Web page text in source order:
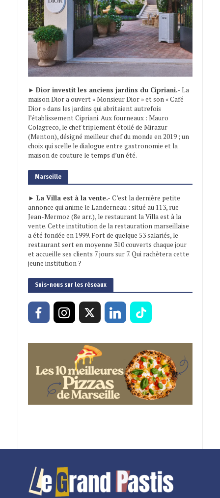
► Dior investit les anciens jardins du Cipriani.- La
maison Dior a ouvert « Monsieur Dior » et son « Café
Dior » dans les jardins qui abritaient autrefois
l’établissement Cipriani. Aux fourneaux : Mauro
Colagreco, le chef triplement étoilé de Mirazur
(Menton), désigné meilleur chef du monde en 2019 ; un
choix qui scelle le dialogue entre gastronomie et la
maison de couture le temps d’un été.
Marseille
► La Villa est à la vente.- C’est la dernière petite
annonce qui anime le Landerneau : situé au 113, rue
Jean-Mermoz (8e arr.), le restaurant la Villa est à la
vente. Cette institution de la restauration marseillaise
a été fondée en 1999. Fort de quelque 53 salariés, le
restaurant sert en moyenne 310 couverts chaque jour
et accueille ses clients 7 jours sur 7. Qui rachètera cette
jeune institution ?
Suis-nous sur les réseaux